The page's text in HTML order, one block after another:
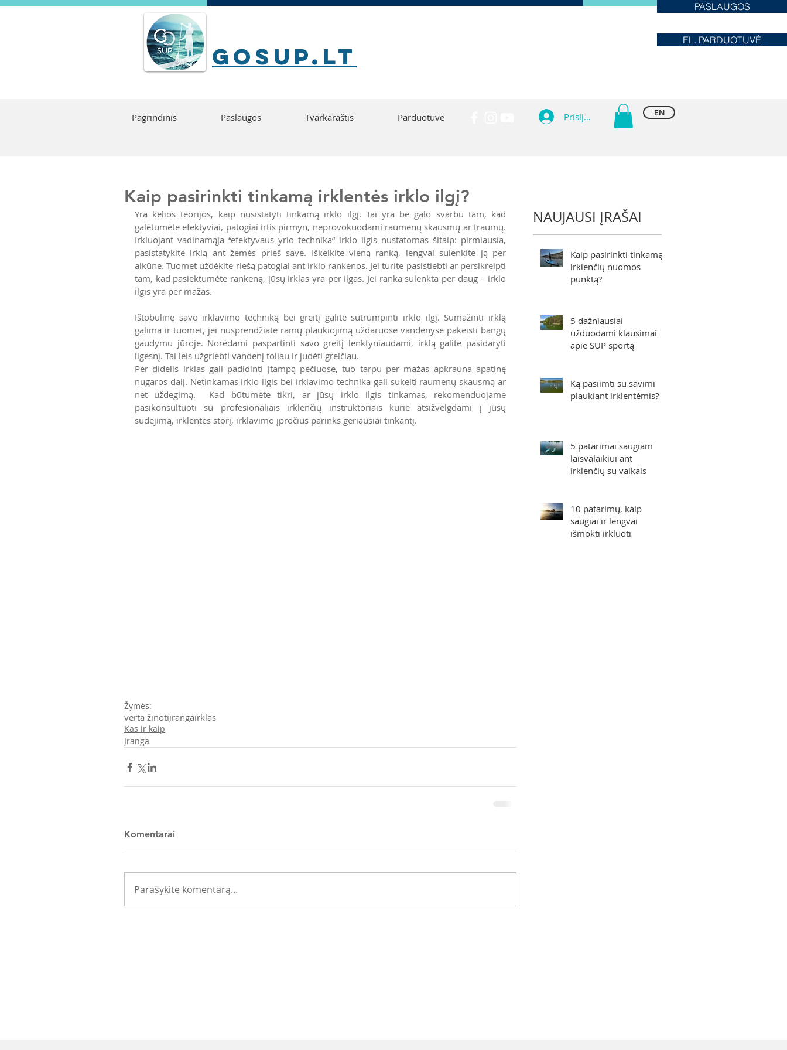
PASLAUGOS
EL. PARDUOTUVĖ
goSUP.lt
Pagrindinis Paslaugos Tvarkaraštis Parduotuvė Prisijungti EN
Kaip pasirinkti tinkamą irklentės irklo ilgį?
Yra kelios teorijos, kaip nusistatyti tinkamą irklo ilgį. Tai yra be galo svarbu tam, kad
galėtumėte efektyviai, patogiai irtis pirmyn, neprovokuodami raumenų skausmų ar traumų.
Irkluojant vadinamąja “efektyvaus yrio technika“ irklo ilgis nustatomas šitaip: pirmiausia,
pasistatykite irklą ant žemės prieš save. Iškelkite vieną ranką, lengvai sulenkite ją per
alkūne. Tuomet uždėkite riešą patogiai ant irklo rankenos. Jei turite pasistiebti ar persikreipti
tam, kad pasiektumėte rankeną, jūsų irklas yra per ilgas. Jei ranka sulenkta per daug – irklo
ilgis yra per mažas.
Ištobulinę savo irklavimo techniką bei greitį galite sutrumpinti irklo ilgį. Sumažinti irklą
galima ir tuomet, jei nusprendžiate ramų plaukiojimą uždaruose vandenyse pakeisti bangų
gaudymu jūroje. Norėdami paspartinti savo greitį lenktyniaudami, irklą galite pasidaryti
ilgesnį. Tai leis užgriebti vandenį toliau ir judėti greičiau.
Per didelis irklas gali padidinti įtampą pečiuose, tuo tarpu per mažas apkrauna apatinę
nugaros dalį. Netinkamas irklo ilgis bei irklavimo technika gali sukelti raumenų skausmą ar
net uždegimą.  Kad būtumėte tikri, ar jūsų irklo ilgis tinkamas, rekomenduojame
pasikonsultuoti su profesionaliais irklenčių instruktoriais kurie atsižvelgdami į jūsų
sudėjimą, irklentės storį, irklavimo įpročius parinks geriausiai tinkantį.
Žymės:
verta žinotiįrangairklas
Kas ir kaip
Įranga
Komentarai
Parašykite komentarą...
NAUJAUSI ĮRAŠAI
Kaip pasirinkti tinkamą
irklenčių nuomos
punktą?
5 dažniausiai
užduodami klausimai
apie SUP sportą
Ką pasiimti su savimi
plaukiant irklentėmis?
5 patarimai saugiam
laisvalaikiui ant
irklenčių su vaikais
10 patarimų, kaip
saugiai ir lengvai
išmokti irkluoti